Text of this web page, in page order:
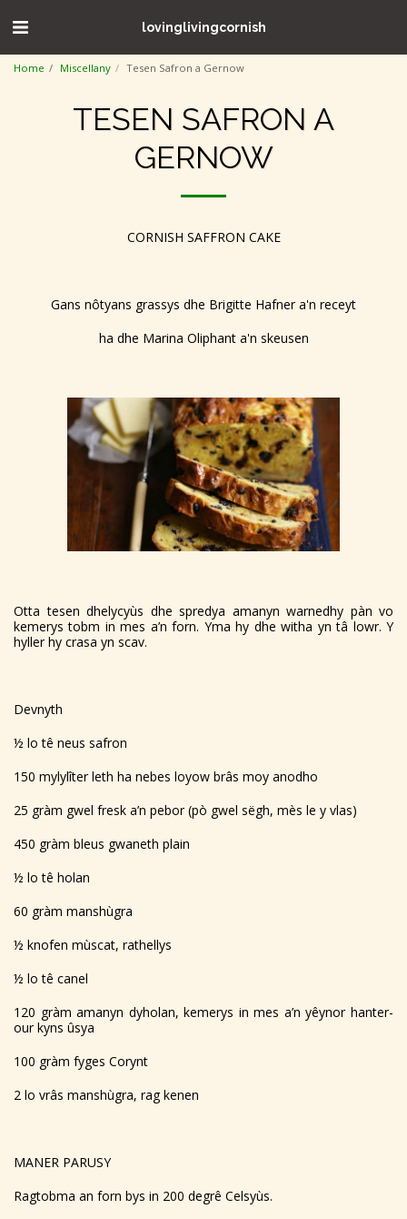
lovinglivingcornish
Home Miscellany Tesen Safron a Gernow
TESEN SAFRON A
GERNOW
CORNISH SAFFRON CAKE
Gans nôtyans grassys dhe Brigitte Hafner a'n receyt
ha dhe Marina Oliphant a'n skeusen
Otta tesen dhelycyùs dhe spredya amanyn warnedhy pàn vo
kemerys tobm in mes a’n forn. Yma hy dhe witha yn tâ lowr. Y
hyller hy crasa yn scav.
Devnyth
½ lo tê neus safron
150 mylylîter leth ha nebes loyow brâs moy anodho
25 gràm gwel fresk a’n pebor (pò gwel sëgh, mès le y vlas)
450 gràm bleus gwaneth plain
½ lo tê holan
60 gràm manshùgra
½ knofen mùscat, rathellys
½ lo tê canel
120 gràm amanyn dyholan, kemerys in mes a’n yêynor hanter-
our kyns ûsya
100 gràm fyges Corynt
2 lo vrâs manshùgra, rag kenen
MANER PARUSY
Ragtobma an forn bys in 200 degrê Celsyùs.